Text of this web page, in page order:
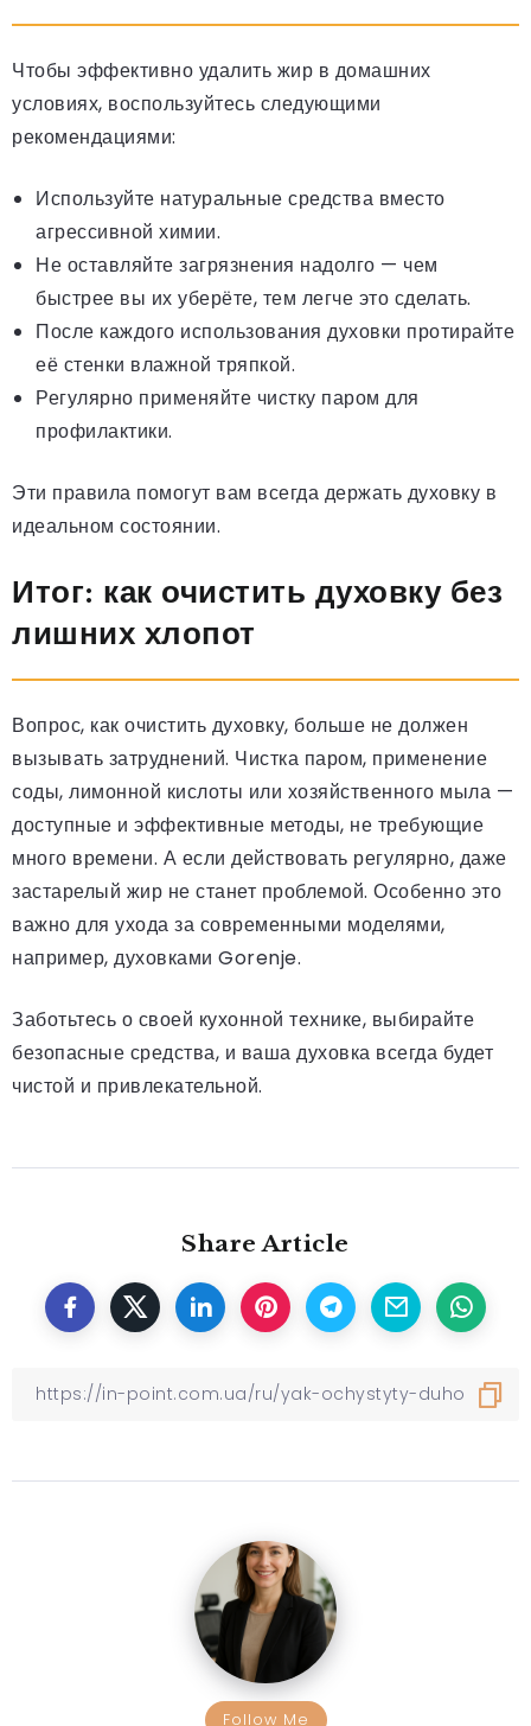
Чтобы эффективно удалить жир в домашних
условиях, воспользуйтесь следующими
рекомендациями:
Используйте натуральные средства вместо
агрессивной химии.
Не оставляйте загрязнения надолго — чем
быстрее вы их уберёте, тем легче это сделать.
После каждого использования духовки протирайте
её стенки влажной тряпкой.
Регулярно применяйте чистку паром для
профилактики.
Эти правила помогут вам всегда держать духовку в
идеальном состоянии.
Итог: как очистить духовку без
лишних хлопот
Вопрос, как очистить духовку, больше не должен
вызывать затруднений. Чистка паром, применение
соды, лимонной кислоты или хозяйственного мыла —
доступные и эффективные методы, не требующие
много времени. А если действовать регулярно, даже
застарелый жир не станет проблемой. Особенно это
важно для ухода за современными моделями,
например, духовками Gorenje.
Заботьтесь о своей кухонной технике, выбирайте
безопасные средства, и ваша духовка всегда будет
чистой и привлекательной.
Share Article
Follow Me